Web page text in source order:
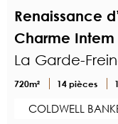
Renaissance
Charme Intem
La Garde-
720m² 14 pièces
COLDWELL